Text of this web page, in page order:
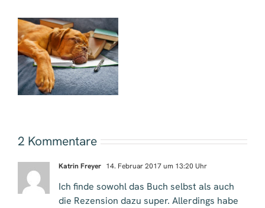
2 Kommentare
Katrin Freyer 14. Februar 2017 um 13:20 Uhr
Ich finde sowohl das Buch selbst als auch
die Rezension dazu super. Allerdings habe